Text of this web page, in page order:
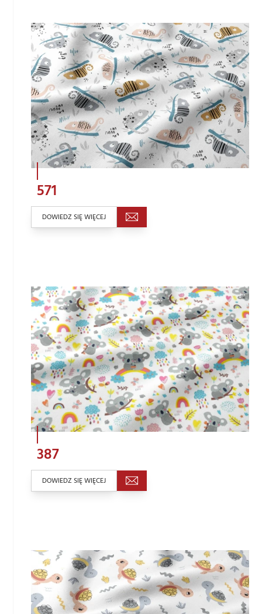
571
DOWIEDZ SIĘ WIĘCEJ
387
DOWIEDZ SIĘ WIĘCEJ